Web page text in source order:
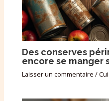
Des conserves
encore se manger
Laisser un commentaire /